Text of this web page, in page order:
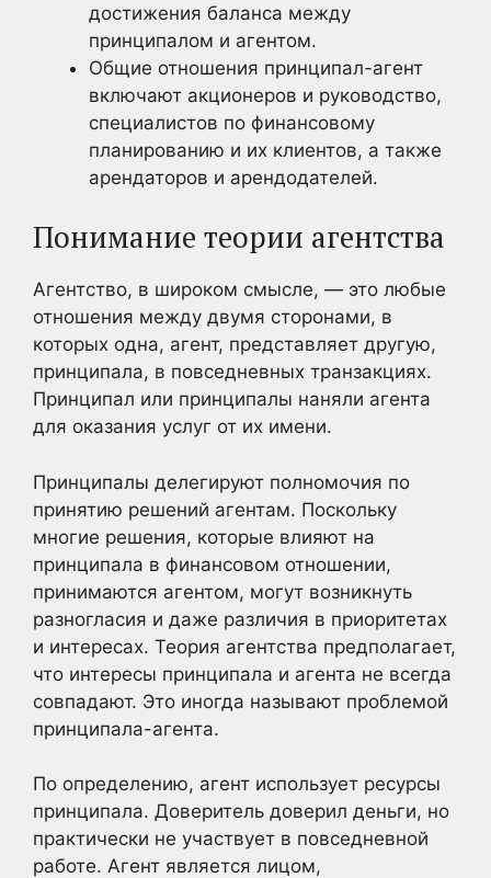
достижения баланса между
принципалом и агентом.
Общие отношения принципал-агент
включают акционеров и руководство,
специалистов по финансовому
планированию и их клиентов, а также
арендаторов и арендодателей.
Понимание теории агентства
Агентство, в широком смысле, — это любые
отношения между двумя сторонами, в
которых одна, агент, представляет другую,
принципала, в повседневных транзакциях.
Принципал или принципалы наняли агента
для оказания услуг от их имени.
Принципалы делегируют полномочия по
принятию решений агентам. Поскольку
многие решения, которые влияют на
принципала в финансовом отношении,
принимаются агентом, могут возникнуть
разногласия и даже различия в приоритетах
и интересах. Теория агентства предполагает,
что интересы принципала и агента не всегда
совпадают. Это иногда называют проблемой
принципала-агента.
По определению, агент использует ресурсы
принципала. Доверитель доверил деньги, но
практически не участвует в повседневной
работе. Агент является лицом,